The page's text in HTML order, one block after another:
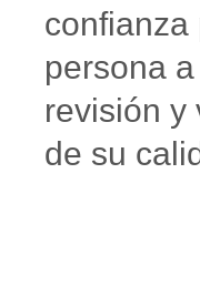
confianza
persona
revisión y
de su